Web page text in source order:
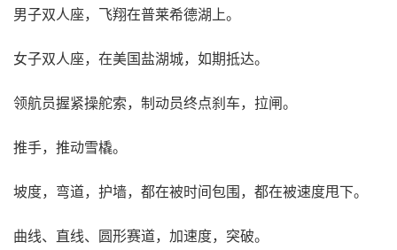
男子双人座，飞翔在普莱希德湖上。
女子双人座，在美国盐湖城，如期抵达。
领航员握紧操舵索，制动员终点刹车，拉闸。
推手，推动雪橇。
坡度，弯道，护墙，都在被时间包围，都在被速度甩下。
曲线、直线、圆形赛道，加速度，突破。